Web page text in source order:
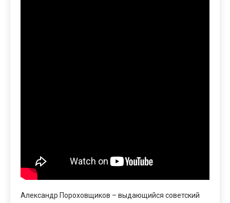
Александр Пороховщиков – выдающийся советский